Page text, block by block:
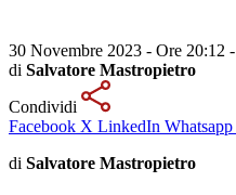
30 Novembre 2023 - Ore 20:12 -
di Salvatore Mastropietro
Condividi
Facebook X LinkedIn Whatsapp
di Salvatore Mastropietro